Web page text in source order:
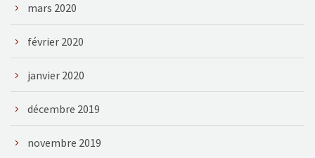
mars 2020
février 2020
janvier 2020
décembre 2019
novembre 2019